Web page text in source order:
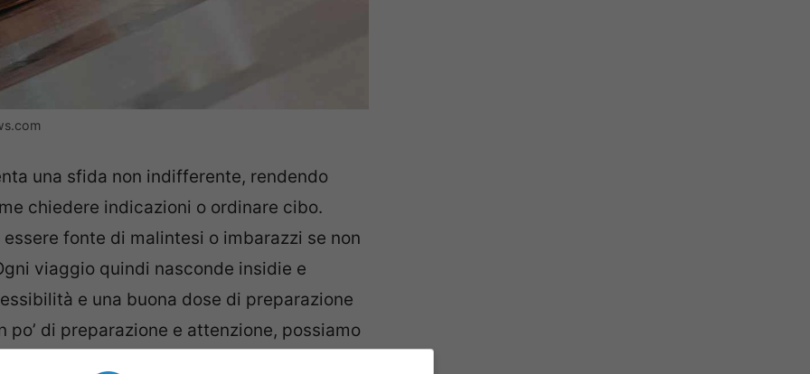
una sfida non indifferente, rendendo
chiedere indicazioni o ordinare cibo.
fonte di malintesi o imbarazzi se non
viaggio quindi nasconde insidie e
e una buona dose di preparazione
po’ di preparazione e attenzione, possiamo
la vacanza in tutta tranquillità.